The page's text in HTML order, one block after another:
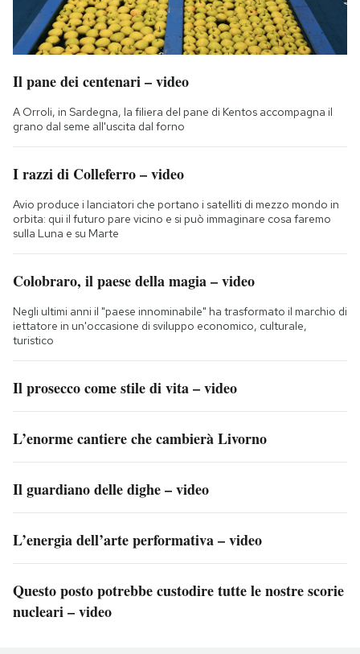
Il pane dei centenari – video
A Orroli, in Sardegna, la filiera del pane di Kentos accompagna il
grano dal seme all'uscita dal forno
I razzi di Colleferro – video
Avio produce i lanciatori che portano i satelliti di mezzo mondo in
orbita: qui il futuro pare vicino e si può immaginare cosa faremo
sulla Luna e su Marte
Colobraro, il paese della magia – video
Negli ultimi anni il "paese innominabile" ha trasformato il marchio di
iettatore in un'occasione di sviluppo economico, culturale,
turistico
Il prosecco come stile di vita – video
L’enorme cantiere che cambierà Livorno
Il guardiano delle dighe – video
L’energia dell’arte performativa – video
Questo posto potrebbe custodire tutte le nostre scorie
nucleari – video